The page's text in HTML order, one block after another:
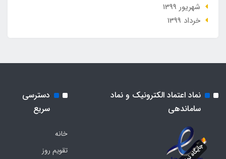
شهریور 1399
خرداد 1399
نماد اعتماد الکترونیک و نماد
ساماندهی
دسترسی
سریع
خانه
تقویم روز